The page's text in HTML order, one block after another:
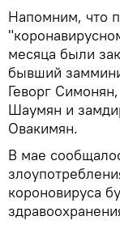
Напомним, что
месяца были
бывший
Геворг
Шаумян и
Овакимян.
В мае
короновируса